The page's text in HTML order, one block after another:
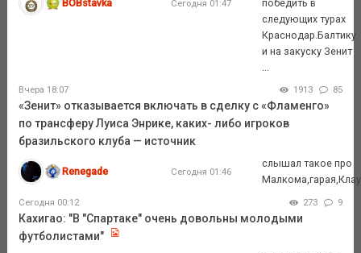
BOBstavka Сегодня 01:47
победить в
следующих турах
Краснодар.Балтику
и на закуску Зенит
Вчера 18:07 1913 85
«Зенит» отказывается включать в сделку с «Фламенго»
по трансферу Луиса Энрике, каких- либо игроков
бразильского клуба — источник
Renegade Сегодня 01:46
слышал такое про
Сегодня 00:12 273 9
Кахигао: "В "Спартаке" очень довольны молодыми
футболистами"